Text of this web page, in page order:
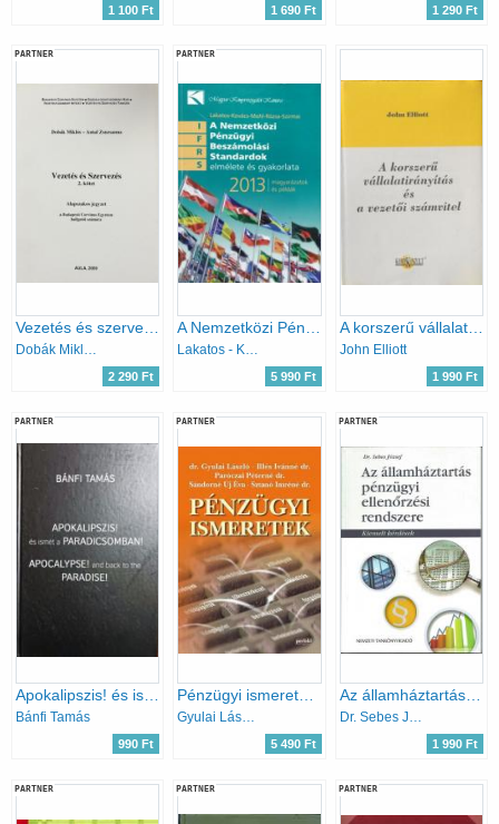
1 100 Ft 1 690 Ft 1 290 Ft
PARTNER
Vezetés és szervezés 2. kötet (alapszakos jegyzet)
Dobák Miklós - Antal Zsuzsanna
2 290 Ft
PARTNER
A Nemzetközi Pénzügyi Beszámolási Standardok elmélete és gyakorlata, 2013 - Magyarázatok és példák
Lakatos - Kovács - Mohl - Rózsa - Szirmai
5 990 Ft
A korszerű vállalatirányítás és vezetői számvitel
John Elliott
1 990 Ft
PARTNER
Bánfi Tamás
990 Ft
PARTNER
Gyulai László; Illés Ivánné; Paróczai Péterné
5 490 Ft
PARTNER
Az államháztartás pénzügyi ellenőrzési rendszere
Dr. Sebes József
1 990 Ft
PARTNER PARTNER PARTNER